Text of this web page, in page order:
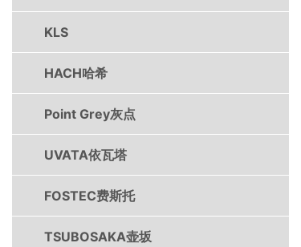
KLS
HACH哈希
Point Grey灰点
UVATA依瓦塔
FOSTEC费斯托
TSUBOSAKA壶坂